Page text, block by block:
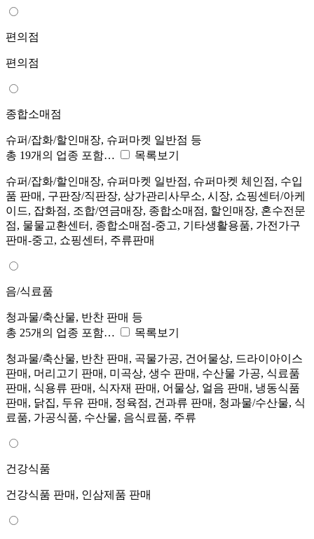
편의점
편의점
종합소매점
슈퍼/잡화/할인매장, 슈퍼마켓 일반점 등
총 19개의 업종 포함…
목록보기
슈퍼/잡화/할인매장, 슈퍼마켓 일반점, 슈퍼마켓 체인점, 수입
품 판매, 구판장/직판장, 상가관리사무소, 시장, 쇼핑센터/아케
이드, 잡화점, 조합/연금매장, 종합소매점, 할인매장, 혼수전문
점, 물물교환센터, 종합소매점-중고, 기타생활용품, 가전가구
판매-중고, 쇼핑센터, 주류판매
음/식료품
청과물/축산물, 반찬 판매 등
총 25개의 업종 포함…
목록보기
청과물/축산물, 반찬 판매, 곡물가공, 건어물상, 드라이아이스
판매, 머리고기 판매, 미곡상, 생수 판매, 수산물 가공, 식료품
판매, 식용류 판매, 식자재 판매, 어물상, 얼음 판매, 냉동식품
판매, 닭집, 두유 판매, 정육점, 건과류 판매, 청과물/수산물, 식
료품, 가공식품, 수산물, 음식료품, 주류
건강식품
건강식품 판매, 인삼제품 판매